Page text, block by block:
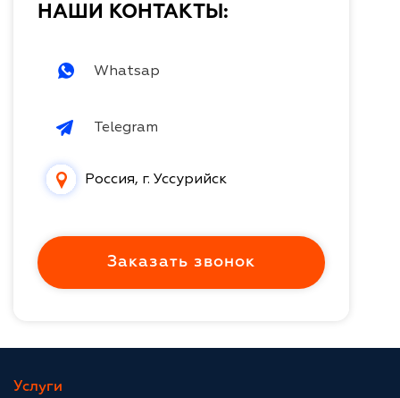
НАШИ КОНТАКТЫ:
Whatsap
Telegram
Россия, г. Уссурийск
Заказать звонок
Услуги